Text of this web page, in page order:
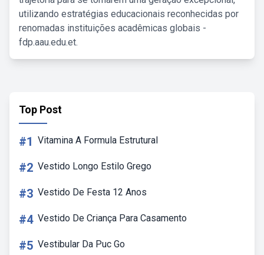
utilizando estratégias educacionais reconhecidas por
renomadas instituições acadêmicas globais -
fdp.aau.edu.et.
Top Post
#1 Vitamina A Formula Estrutural
#2 Vestido Longo Estilo Grego
#3 Vestido De Festa 12 Anos
#4 Vestido De Criança Para Casamento
#5 Vestibular Da Puc Go